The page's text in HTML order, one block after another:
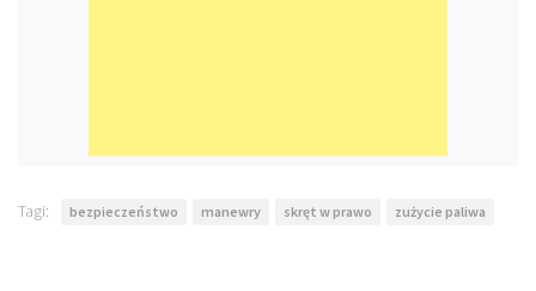
Tagi: bezpieczeństwo manewry skręt w prawo zużycie paliwa